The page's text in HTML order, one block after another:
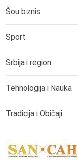
Šou biznis
Sport
Srbija i region
Tehnologija i Nauka
Tradicija i Običaji